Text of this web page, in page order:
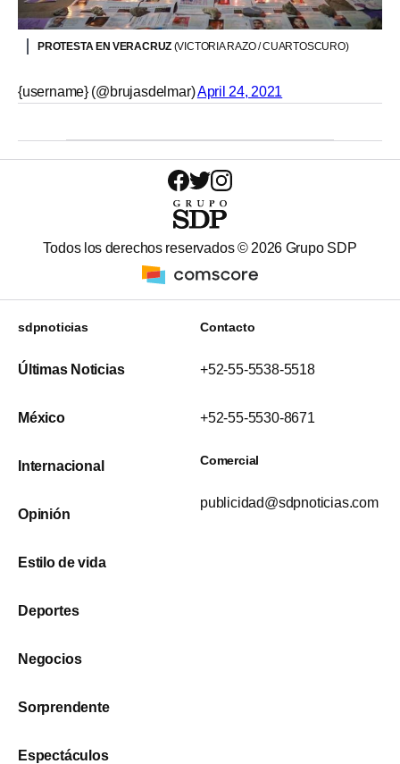
PROTESTA EN VERACRUZ (VICTORIA RAZO / CUARTOSCURO)
{username} (@brujasdelmar)April 24, 2021
Todos los derechos reservados © 2026 Grupo SDP
sdpnoticias
Últimas Noticias
México
Internacional
Opinión
Estilo de vida
Deportes
Negocios
Sorprendente
Espectáculos
Contacto
+52-55-5538-5518
+52-55-5530-8671
Comercial
publicidad@sdpnoticias.com